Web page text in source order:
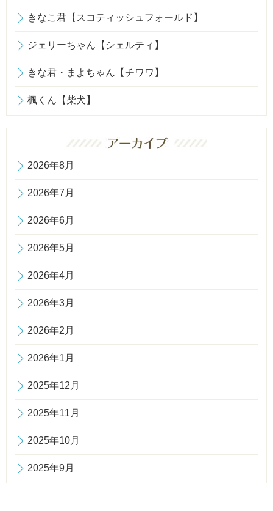
きなこ君【スコティッシュフォールド】
ジェリーちゃん【シェルティ】
きな君・まよちゃん【チワワ】
楓くん【柴犬】
2026年8月
2026年7月
2026年6月
2026年5月
2026年4月
2026年3月
2026年2月
2026年1月
2025年12月
2025年11月
2025年10月
2025年9月